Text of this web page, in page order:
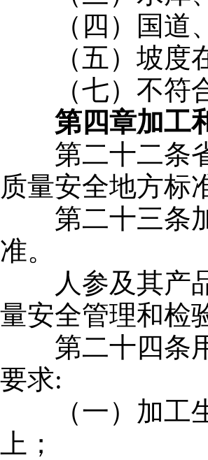
（四）国道、
（五）坡度在
（七）不符合
第四章加工
第二十二条省
质量安全地方标
第二十三条加
准。
人参及其产品
量安全管理和检
第二十四条用
要求:
（一）加工生
上；